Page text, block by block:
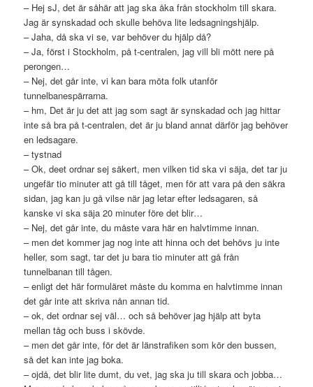
– Hej sJ, det är såhär att jag ska åka från stockholm till skara.
Jag är synskadad och skulle behöva lite ledsagningshjälp.
– Jaha, då ska vi se, var behöver du hjälp då?
– Ja, först i Stockholm, på t-centralen, jag vill bli mött nere på
perongen…
– Nej, det går inte, vi kan bara möta folk utanför
tunnelbanespärrarna.
– hm, Det är ju det att jag som sagt är synskadad och jag hittar
inte så bra på t-centralen, det är ju bland annat därför jag behöver
en ledsagare.
– tystnad
– Ok, deet ordnar sej säkert, men vilken tid ska vi säja, det tar ju
ungefär tio minuter att gå till tåget, men för att vara på den säkra
sidan, jag kan ju gå vilse när jag letar efter ledsagaren, så
kanske vi ska säja 20 minuter före det blir…
– Nej, det går inte, du måste vara här en halvtimme innan.
– men det kommer jag nog inte att hinna och det behövs ju inte
heller, som sagt, tar det ju bara tio minuter att gå från
tunnelbanan till tågen.
– enligt det här formuläret måste du komma en halvtimme innan
det går inte att skriva nån annan tid.
– ok, det ordnar sej väl… och så behöver jag hjälp att byta
mellan tåg och buss i skövde.
– men det går inte, för det är länstrafiken som kör den bussen,
så det kan inte jag boka.
– ojdå, det blir lite dumt, du vet, jag ska ju till skara och jobba…